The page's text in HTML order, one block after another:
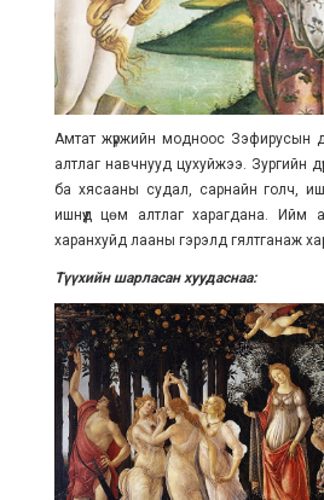
Амтат жүржийн модноос Зэфирусын
алтлаг навчнууд цухуйжээ. Зургийн
ба хясааны судал, сарнайн голч,
ишнүүд цөм алтлаг харагдана. Ийм
харанхуйд лааны гэрэлд гялтганаж
Түүхийн шарласан хуудаснаа: